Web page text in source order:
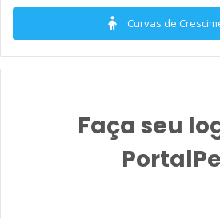
Curvas de
Faça seu